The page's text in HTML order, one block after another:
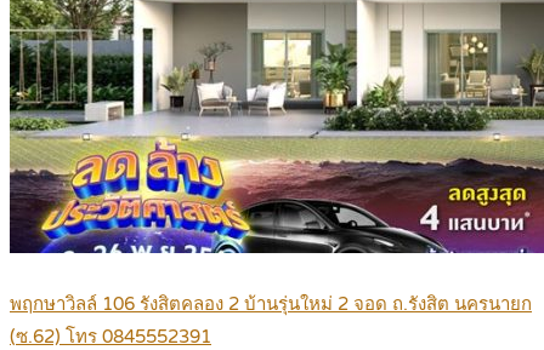
พฤกษาวิลล์ 106 รังสิตคลอง 2 บ้านรุ่นใหม่ 2 จอด ถ.รังสิต นครนายก
(ซ.62) โทร 0845552391